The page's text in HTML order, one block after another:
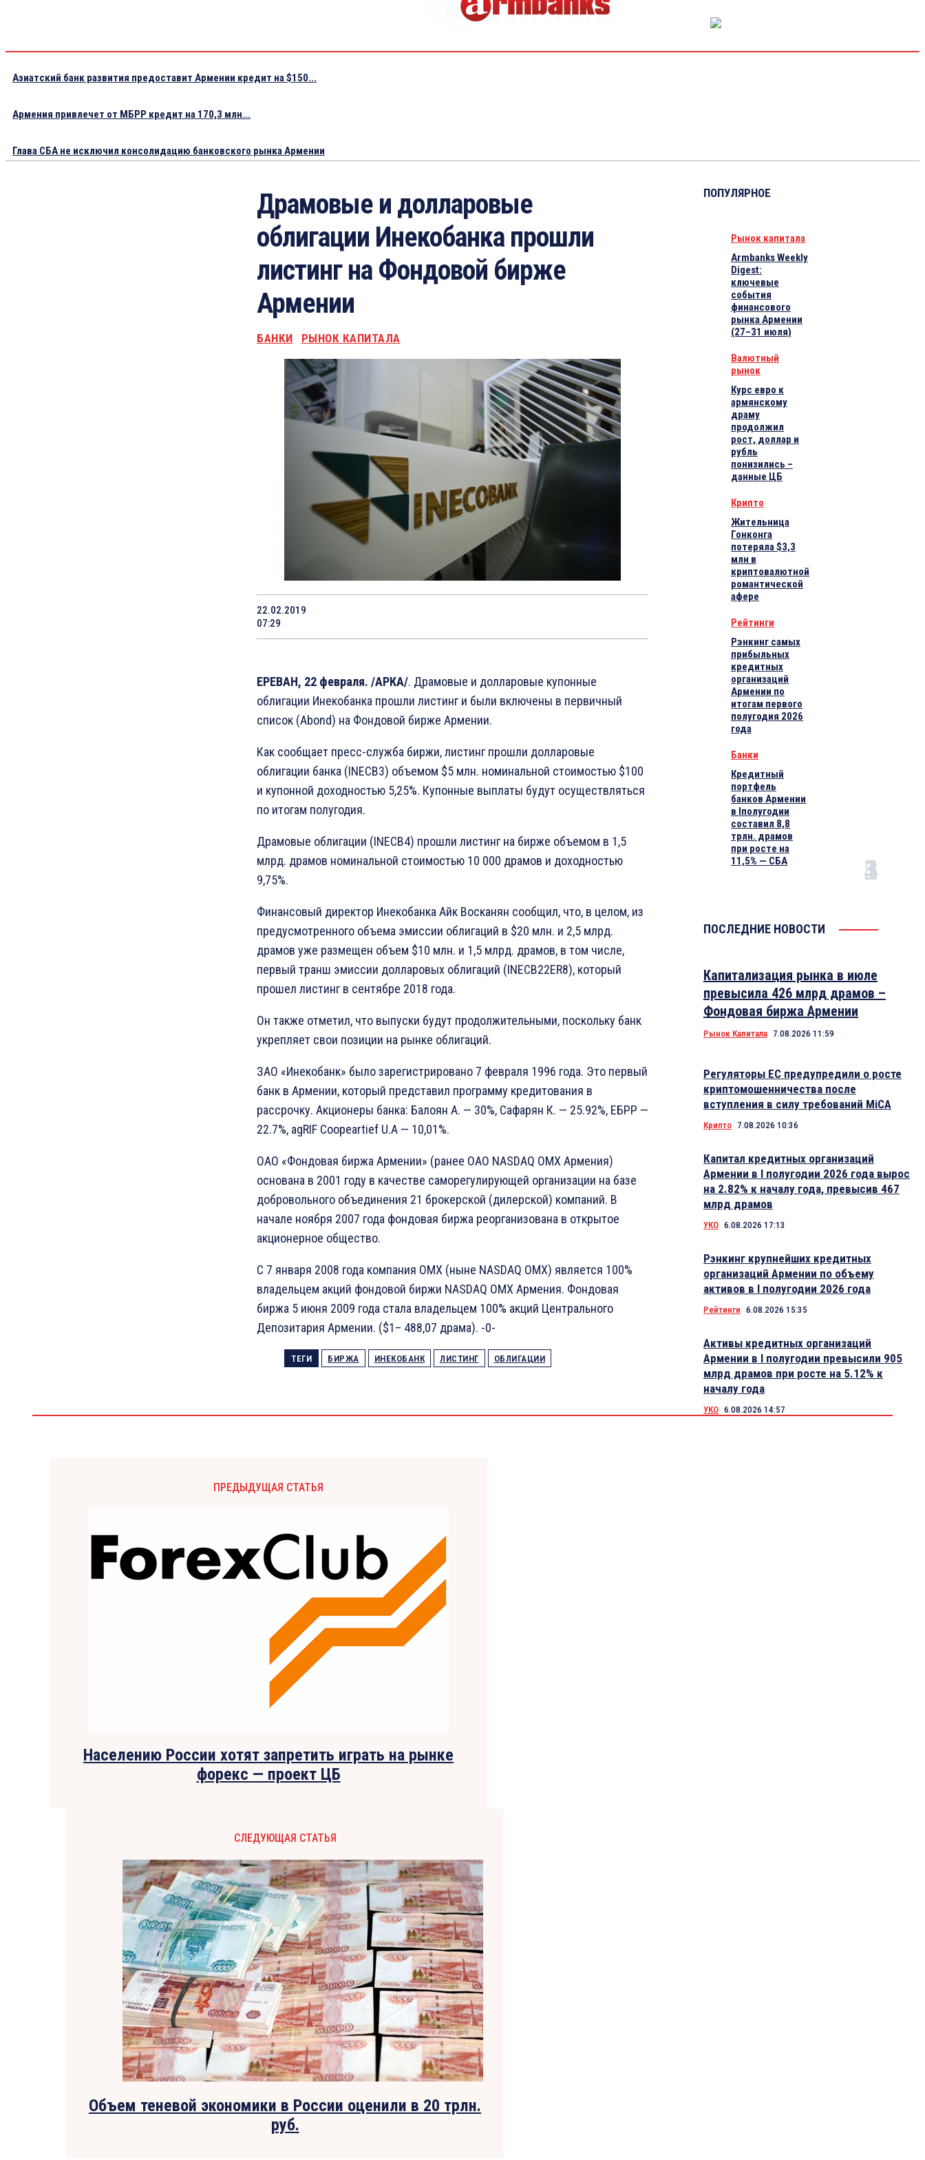
Азиатский банк развития предоставит Армении кредит на $150...
Армения привлечет от МБРР кредит на 170,3 млн...
Глава СБА не исключил консолидацию банковского рынка Армении
Драмовые и долларовые
облигации Инекобанка прошли
листинг на Фондовой бирже
Армении
БАНКИ РЫНОК КАПИТАЛА
22.02.2019
07:29
ЕРЕВАН, 22 февраля. /АРКА/. Драмовые и долларовые купонные
облигации Инекобанка прошли листинг и были включены в первичный
список (Abond) на Фондовой бирже Армении.
Как сообщает пресс-служба биржи, листинг прошли долларовые
облигации банка (INECB3) объемом $5 млн. номинальной стоимостью $100
и купонной доходностью 5,25%. Купонные выплаты будут осуществляться
по итогам полугодия.
Драмовые облигации (INECB4) прошли листинг на бирже объемом в 1,5
млрд. драмов номинальной стоимостью 10 000 драмов и доходностью
9,75%.
Финансовый директор Инекобанка Айк Восканян сообщил, что, в целом, из
предусмотренного объема эмиссии облигаций в $20 млн. и 2,5 млрд.
драмов уже размещен объем $10 млн. и 1,5 млрд. драмов, в том числе,
первый транш эмиссии долларовых облигаций (INECB22ER8), который
прошел листинг в сентябре 2018 года.
Он также отметил, что выпуски будут продолжительными, поскольку банк
укрепляет свои позиции на рынке облигаций.
ЗАО «Инекобанк» было зарегистрировано 7 февраля 1996 года. Это первый
банк в Армении, который представил программу кредитования в
рассрочку. Акционеры банка: Балоян А. — 30%, Сафарян К. — 25.92%, ЕБРР —
22.7%, agRIF Coopeartief U.A — 10,01%.
ОАО «Фондовая биржа Армении» (ранее ОАО NASDAQ OMX Армения)
основана в 2001 году в качестве саморегулирующей организации на базе
добровольного объединения 21 брокерской (дилерской) компаний. В
начале ноября 2007 года фондовая биржа реорганизована в открытое
акционерное общество.
С 7 января 2008 года компания ОМХ (ныне NASDAQ OMX) является 100%
владельцем акций фондовой биржи NASDAQ OMX Армения. Фондовая
биржа 5 июня 2009 года стала владельцем 100% акций Центрального
Депозитария Армении. ($1– 488,07 драма). -0-
ТЕГИ БИРЖА ИНЕКОБАНК ЛИСТИНГ ОБЛИГАЦИИ
ПОПУЛЯРНОЕ
Рынок капитала
Armbanks Weekly
Digest:
ключевые
события
финансового
рынка Армении
(27–31 июля)
Валютный
рынок
Курс евро к
армянскому
драму
продолжил
рост, доллар и
рубль
понизились –
данные ЦБ
Крипто
Жительница
Гонконга
потеряла $3,3
млн в
криптовалютной
романтической
афере
Рейтинги
Рэнкинг самых
прибыльных
кредитных
организаций
Армении по
итогам первого
полугодия 2026
года
Банки
Кредитный
портфель
банков Армении
в Iполугодии
составил 8,8
трлн. драмов
при росте на
11,5% — СБА
ПОСЛЕДНИЕ НОВОСТИ
Капитализация рынка в июле
превысила 426 млрд драмов –
Фондовая биржа Армении
Рынок Капитала 7.08.2026 11:59
Регуляторы ЕС предупредили о росте
криптомошенничества после
вступления в силу требований MiCA
Крипто 7.08.2026 10:36
Капитал кредитных организаций
Армении в I полугодии 2026 года вырос
на 2.82% к началу года, превысив 467
млрд драмов
УКО 6.08.2026 17:13
Рэнкинг крупнейших кредитных
организаций Армении по объему
активов в I полугодии 2026 года
Рейтинги 6.08.2026 15:35
Активы кредитных организаций
Армении в I полугодии превысили 905
млрд драмов при росте на 5.12% к
началу года
УКО 6.08.2026 14:57
ПРЕДЫДУЩАЯ СТАТЬЯ
Населению России хотят запретить играть на рынке
форекс — проект ЦБ
СЛЕДУЮЩАЯ СТАТЬЯ
Объем теневой экономики в России оценили в 20 трлн.
руб.